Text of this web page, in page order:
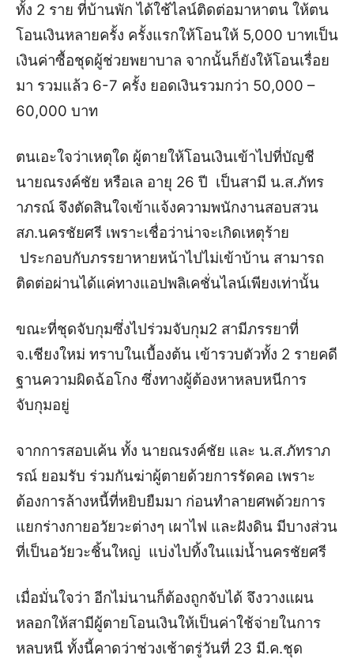
ทั้ง 2 ราย ที่บ้านพัก ได้ใช้ไลน์ติดต่อมาหาตน ให้ตน
โอนเงินหลายครั้ง ครั้งแรกให้โอนให้ 5,000 บาทเป็น
เงินค่าซื้อชุดผู้ช่วยพยาบาล จากนั้นก็ยังให้โอนเรื่อย
มา รวมแล้ว 6-7 ครั้ง ยอดเงินรวมกว่า 50,000 –
60,000 บาท
ตนเอะใจว่าเหตุใด ผู้ตายให้โอนเงินเข้าไปที่บัญชี
นายณรงค์ชัย หรือเล อายุ 26 ปี เป็นสามี น.ส.ภัทร
าภรณ์ จึงตัดสินใจเข้าแจ้งความพนักงานสอบสวน
สภ.นครชัยศรี เพราะเชื่อว่าน่าจะเกิดเหตุร้าย
ประกอบกับภรรยาหายหน้าไปไม่เข้าบ้าน สามารถ
ติดต่อผ่านได้แค่ทางแอปพลิเคชั่นไลน์เพียงเท่านั้น
ขณะที่ชุดจับกุมซึ่งไปร่วมจับกุม2 สามีภรรยาที่
จ.เชียงใหม่ ทราบในเบื้องต้น เข้ารวบตัวทั้ง 2 รายคดี
ฐานความผิดฉ้อโกง ซึ่งทางผู้ต้องหาหลบหนีการ
จับกุมอยู่
จากการสอบเค้น ทั้ง นายณรงค์ชัย และ น.ส.ภัทราภ
รณ์ ยอมรับ ร่วมกันฆ่าผู้ตายด้วยการรัดคอ เพราะ
ต้องการล้างหนี้ที่หยิบยืมมา ก่อนทำลายศพด้วยการ
แยกร่างกายอวัยวะต่างๆ เผาไฟ และฝังดิน มีบางส่วน
ที่เป็นอวัยวะชิ้นใหญ่ แบ่งไปทิ้งในแม่น้ำนครชัยศรี
เมื่อมั่นใจว่า อีกไม่นานก็ต้องถูกจับได้ จึงวางแผน
หลอกให้สามีผู้ตายโอนเงินให้เป็นค่าใช้จ่ายในการ
หลบหนี ทั้งนี้คาดว่าช่วงเช้าตรู่วันที่ 23 มี.ค.ชุด